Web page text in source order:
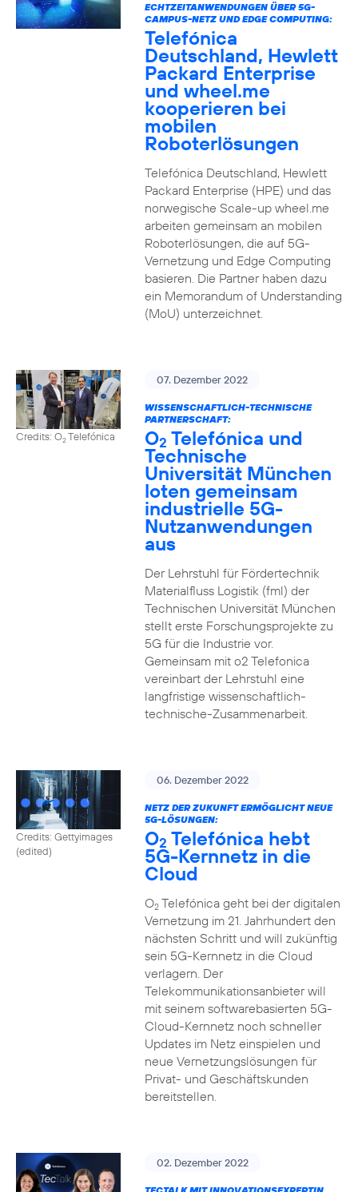
ECHTZEITANWENDUNGEN ÜBER 5G-
CAMPUS-NETZ UND EDGE COMPUTING:
Telefónica
Deutschland, Hewlett
Packard Enterprise
und wheel.me
kooperieren bei
mobilen
Roboterlösungen
Telefónica Deutschland, Hewlett
Packard Enterprise (HPE) und das
norwegische Scale-up wheel.me
arbeiten gemeinsam an mobilen
Roboterlösungen, die auf 5G-
Vernetzung und Edge Computing
basieren. Die Partner haben dazu
ein Memorandum of Understanding
(MoU) unterzeichnet.
Credits: O2Telefónica
07. Dezember 2022
WISSENSCHAFTLICH-TECHNISCHE
PARTNERSCHAFT:
O2 Telefónica und
Technische
Universität München
loten gemeinsam
industrielle 5G-
Nutzanwendungen
aus
Der Lehrstuhl für Fördertechnik
Materialfluss Logistik (fml) der
Technischen Universität München
stellt erste Forschungsprojekte zu
5G für die Industrie vor.
Gemeinsam mit o2 Telefonica
vereinbart der Lehrstuhl eine
langfristige wissenschaftlich-
technische-Zusammenarbeit.
Credits: Gettyimages
(edited)
06. Dezember 2022
NETZ DER ZUKUNFT ERMÖGLICHT NEUE
5G-LÖSUNGEN:
O2 Telefónica hebt
5G-Kernnetz in die
Cloud
O2Telefónica geht bei der digitalen
Vernetzung im 21. Jahrhundert den
nächsten Schritt und will zukünftig
sein 5G-Kernnetz in die Cloud
verlagern. Der
Telekommunikationsanbieter will
mit seinem softwarebasierten 5G-
Cloud-Kernnetz noch schneller
Updates im Netz einspielen und
neue Vernetzungslösungen für
Privat- und Geschäftskunden
bereitstellen.
02. Dezember 2022